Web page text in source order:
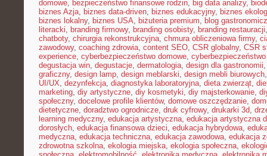
domowe, bezpieczeństwo finansowe rodzin, big data analizy,
biznes Azja, biznes data-driven, biznes edukacyjny, biznes
biznes lokalny, biznes USA, biżuteria premium, blog
literacki, branding firmowy, branding osobisty, branding restauracji
chatboty, chirurgia rekonstrukcyjna, chmura obliczeniowa firmy,
zawodowy, coaching zdrowia, content SEO, CSR globalny, CSR
experience, cyberbezpieczeństwo domowe,
degustacja win, degustacje, dermatologia, design dla gastronomii
graficzny, design lamp, design meblarski, design mebli biurowych
UI/UX, dezynfekcja, diagnostyka laboratoryjna, dieta zwierząt,
marketing, diy artystyczne, diy kosmetyki, diy majsterkowanie,
społeczny, docelowe profile klientów, domowe oszczędzanie,
dietetyczne, doradztwo ogrodnicze, druk cyfrowy, drukarki 3d,
learning medyczny, edukacja artystyczna, edukacja artystyczna
dorosłych, edukacja finansowa dzieci, edukacja hybrydowa,
medyczna, edukacja techniczna, edukacja zawodowa, edukacja
zdrowotna szkolna, ekologia miejska, ekologia społeczna,